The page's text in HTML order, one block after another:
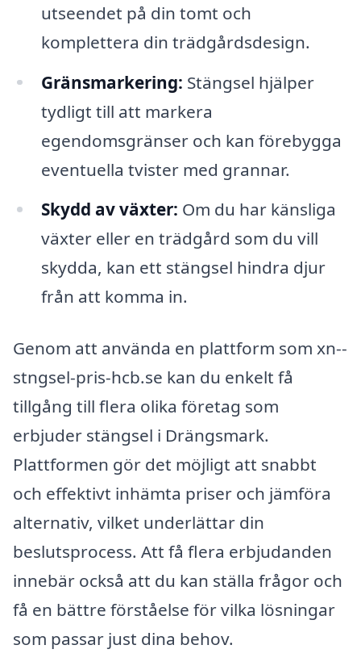
utseendet på din tomt och
komplettera din trädgårdsdesign.
Gränsmarkering: Stängsel hjälper
tydligt till att markera
egendomsgränser och kan förebygga
eventuella tvister med grannar.
Skydd av växter: Om du har känsliga
växter eller en trädgård som du vill
skydda, kan ett stängsel hindra djur
från att komma in.
Genom att använda en plattform som xn--
stngsel-pris-hcb.se kan du enkelt få
tillgång till flera olika företag som
erbjuder stängsel i Drängsmark.
Plattformen gör det möjligt att snabbt
och effektivt inhämta priser och jämföra
alternativ, vilket underlättar din
beslutsprocess. Att få flera erbjudanden
innebär också att du kan ställa frågor och
få en bättre förståelse för vilka lösningar
som passar just dina behov.